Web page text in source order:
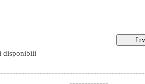
disponibili